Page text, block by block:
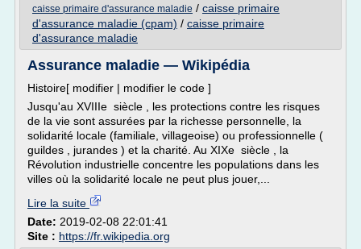
caisse primaire d'assurance maladie / caisse primaire
d'assurance maladie (cpam) / caisse primaire
d'assurance maladie
Assurance maladie — Wikipédia
Histoire[ modifier | modifier le code ]
Jusqu'au XVIIIe siècle , les protections contre les risques
de la vie sont assurées par la richesse personnelle, la
solidarité locale (familiale, villageoise) ou professionnelle (
guildes , jurandes ) et la charité. Au XIXe siècle , la
Révolution industrielle concentre les populations dans les
villes où la solidarité locale ne peut plus jouer,...
Lire la suite
Date: 2019-02-08 22:01:41
Site : https://fr.wikipedia.org